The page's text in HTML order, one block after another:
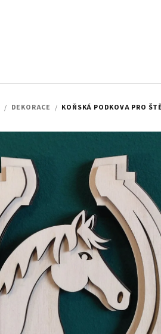
/ DEKORACE / KOŇSKÁ PODKOVA PRO